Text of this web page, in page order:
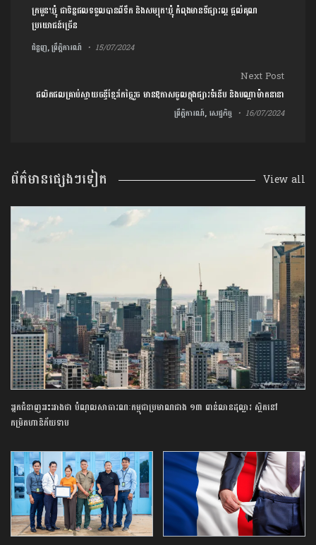
ក្រមួនឃ្មុំ ជាទិន្នផលទទួលបានពីទឹក និងសម្បុកឃ្មុំ កំពុងមានទីផ្សារល្អ ផ្តល់គុណ
ប្រយោជន៍ច្រើន
ជំនួញ, ព្រឹត្តិការណ៍ 15/07/2024
Next Post
ផលិតផលគ្រាប់ស្វាយចន្ទីខ្មែរកែច្នៃរួច មានឱកាសចូលក្នុងផ្សារទំនើប និងបណ្តាម៉ាតនានា
ព្រឹត្តិការណ៍, សេដ្ឋកិច្ច 16/07/2024
ព័ត៌មានផ្សេងៗទៀត View all
អ្នកជំនាញអះអាងថា បំណុលសាធារណៈកម្ពុជាប្រមាណជាង ១៣ ពាន់លានដុល្លារ ស្ថិតនៅ
កម្រិតហានិភ័យទាប